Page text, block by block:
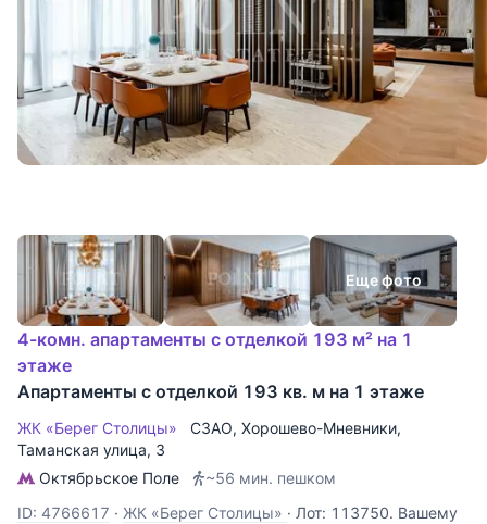
Еще фото
4-комн. апартаменты с отделкой 193 м² на 1
этаже
Апартаменты с отделкой 193 кв. м на 1 этаже
ЖК «Берег Столицы» СЗАО, Хорошево-Мневники,
Таманская улица, 3
Октябрьское Поле
~56 мин. пешком
ID: 4766617 · ЖК «Берег Столицы» · Лот: 113750. Вашему